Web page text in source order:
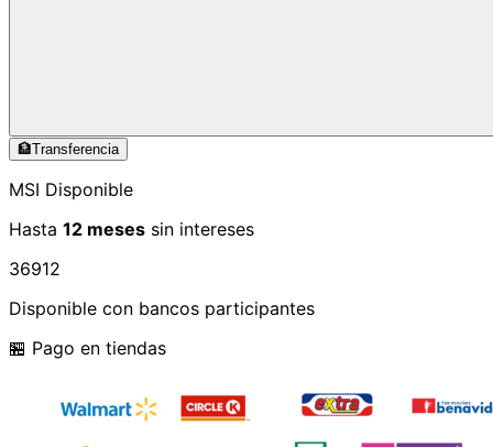
🏦Transferencia
MSI Disponible
Hasta 12 meses sin intereses
36912
Disponible con bancos participantes
🏪 Pago en tiendas